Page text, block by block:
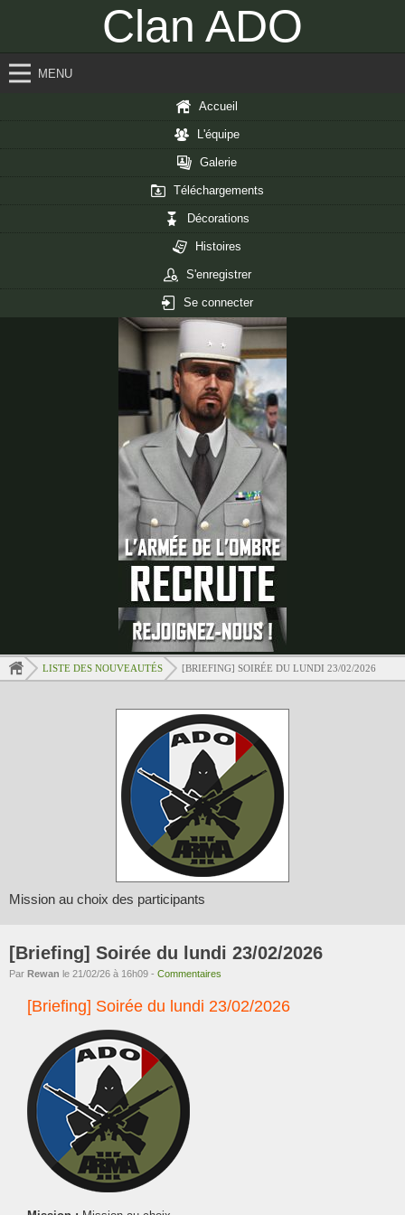
Clan ADO
MENU
Accueil
L'équipe
Galerie
Téléchargements
Décorations
Histoires
S'enregistrer
Se connecter
LISTE DES NOUVEAUTÉS [BRIEFING] SOIRÉE DU LUNDI 23/02/2026
Mission au choix des participants
[Briefing] Soirée du lundi 23/02/2026
Par Rewan le 21/02/26 à 16h09 - Commentaires
[Briefing] Soirée du lundi 23/02/2026